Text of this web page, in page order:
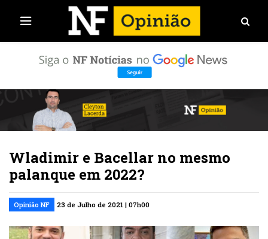
Wladimir e Bacellar no mesmo
palanque em 2022?
Opinião NF 23 de Julho de 2021 | 07h00